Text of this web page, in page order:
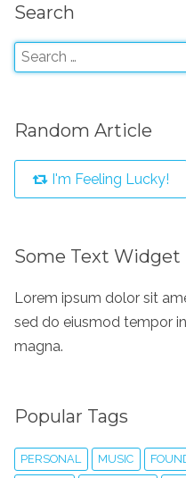
Search
Random Article
I'm Feeling Lucky!
Some Text Widget
Lorem ipsum dolor sit
sed do eiusmod tempor
magna.
Popular Tags
PERSONAL MUSIC